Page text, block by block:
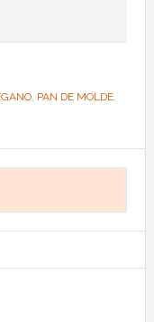
, PAN DE MOLDE,